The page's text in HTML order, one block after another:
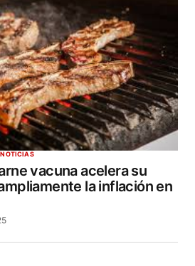
vacuna acelera su
la inflación en